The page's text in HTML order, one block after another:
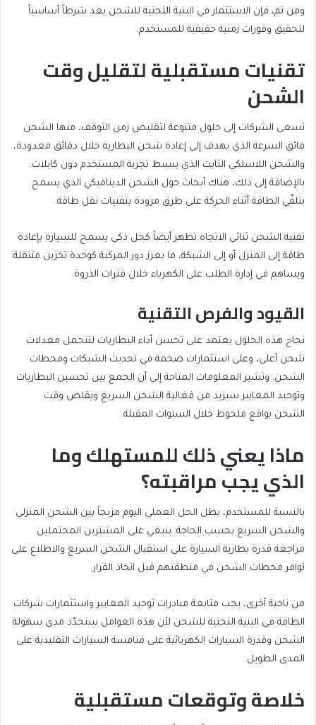
ومن ثم، فإن الاستثمار في البنية التحتية للشحن يعد شرطاً أساسياً
لتحقيق وفورات زمنية حقيقية للمستخدم.
تقنيات مستقبلية لتقليل وقت
الشحن
تسعى الشركات إلى حلول متنوعة لتقليص زمن التوقف، منها الشحن
فائق السرعة الذي يهدف إلى إعادة شحن البطارية خلال دقائق معدودة،
والشحن اللاسلكي الثابت الذي يبسط تجربة المستخدم دون كابلات.
بالإضافة إلى ذلك، هناك أبحاث حول الشحن الديناميكي الذي يسمح
بتلقّي الطاقة أثناء الحركة على طرق مزودة بتقنيات نقل طاقة.
تقنية الشحن ثنائي الاتجاه تظهر أيضاً كحل ذكي يسمح للسيارة بإعادة
طاقة إلى المنزل أو إلى الشبكة، ما يعزز دور المركبة كوحدة تخزين متنقلة
ويساهم في إدارة الطلب على الكهرباء خلال فترات الذروة.
القيود والفرص التقنية
نجاح هذه الحلول يعتمد على تحسن أداء البطاريات لتتحمل معدلات
شحن أعلى، وعلى استثمارات ضخمة في تحديث الشبكات ومحطات
الشحن. وتشير المعلومات المتاحة إلى أن الجمع بين تحسين البطاريات
وتوحيد المعايير سيزيد من فعالية الشحن السريع ويقلص وقت
الشحن بواقع ملحوظ خلال السنوات المقبلة.
ماذا يعني ذلك للمستهلك وما
الذي يجب مراقبته؟
بالنسبة للمستخدم، يظل الحل العملي اليوم مزيجاً بين الشحن المنزلي
والشحن السريع بحسب الحاجة. ينبغي على المشترين المحتملين
مراجعة قدرة بطارية السيارة على استقبال الشحن السريع والاطلاع على
توافر محطات الشحن في منطقتهم قبل اتخاذ القرار.
من ناحية أخرى، يجب متابعة مبادرات توحيد المعايير واستثمارات شركات
الطاقة في البنية التحتية للشحن لأن هذه العوامل ستحدّد مدى سهولة
الشحن وقدرة السيارات الكهربائية على منافسة السيارات التقليدية على
المدى الطويل.
خلاصة وتوقعات مستقبلية